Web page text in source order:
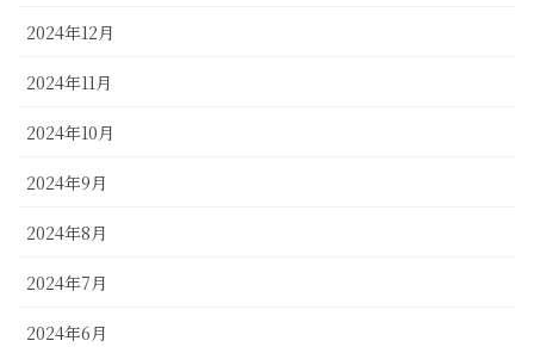
2024年12月
2024年11月
2024年10月
2024年9月
2024年8月
2024年7月
2024年6月